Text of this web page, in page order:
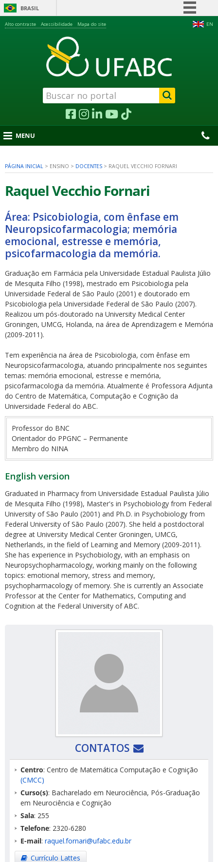
BRASIL
Acesso à informação
Legislação
Canais
EN
Alto contraste Acessibilidade Mapa do site
MENU
PÁGINA INICIAL > ENSINO > DOCENTES > RAQUEL VECCHIO FORNARI
Raquel Vecchio Fornari
Área: Psicobiologia, com ênfase em
Neuropsicofarmacologia; memória
emocional, estresse e memória,
psicofarmacologia da memória.
Graduação em Farmácia pela Universidade Estadual Paulista Júlio
de Mesquita Filho (1998), mestrado em Psicobiologia pela
Universidade Federal de São Paulo (2001) e doutorado em
Psicobiologia pela Universidade Federal de São Paulo (2007).
Realizou um pós-doutorado na University Medical Center
Groningen, UMCG, Holanda, na área de Aprendizagem e Memória
(2009-2011).
Tem experiência na área de Psicobiologia, com ênfase em
Neuropsicofarmacologia, atuando principalmente nos seguintes
temas: memória emocional, estresse e memória,
psicofarmacologia da memória. Atualmente é Professora Adjunta
do Centro de Matemática, Computação e Cognição da
Universidade Federal do ABC.
Professor do BNC
Orientador do PPGNC – Permanente
Membro do NINA
English version
Graduated in Pharmacy from Universidade Estadual Paulista Júlio
de Mesquita Filho (1998), Master's in Psychobiology from Federal
University of São Paulo (2001) and Ph.D. in Psychobiology from
Federal University of São Paulo (2007). She held a postdoctoral
degree at University Medical Center Groningen, UMCG,
Netherlands, in the field of Learning and Memory (2009-2011).
She has experience in Psychobiology, with an emphasis on
Neuropsychopharmacology, working mainly on the following
topics: emotional memory, stress and memory,
psychopharmacology of memory. She is currently an Associate
Professor at the Center for Mathematics, Computing and
Cognition at the Federal University of ABC.
CONTATOS
Centro: Centro de Matemática Computação e Cognição
(CMCC)
Curso(s): Bacharelado em Neurociência, Pós-Graduação
em Neurociência e Cognição
Sala: 255
Telefone: 2320-6280
E-mail: raquel.fornari@ufabc.edu.br
Currículo Lattes